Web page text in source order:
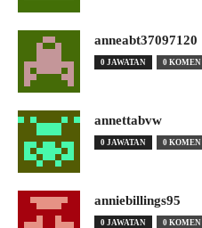
anneabt37097120
0 JAWATAN 0 KOMEN
annettabvw
0 JAWATAN 0 KOMEN
anniebillings95
0 JAWATAN 0 KOMEN